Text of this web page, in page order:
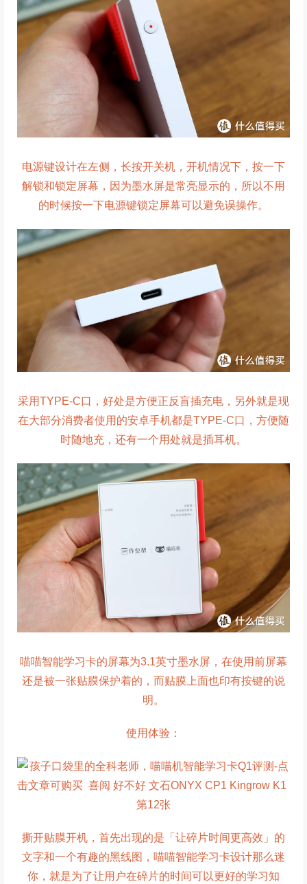
电源键设计在左侧，长按开关机，开机情况下，按一下
解锁和锁定屏幕，因为墨水屏是常亮显示的，所以不用
的时候按一下电源键锁定屏幕可以避免误操作。
采用TYPE-C口，好处是方便正反盲插充电，另外就是现
在大部分消费者使用的安卓手机都是TYPE-C口，方便随
时随地充，还有一个用处就是插耳机。
喵喵智能学习卡的屏幕为3.1英寸墨水屏，在使用前屏幕
还是被一张贴膜保护着的，而贴膜上面也印有按键的说
明。
使用体验：
撕开贴膜开机，首先出现的是「让碎片时间更高效」的
文字和一个有趣的黑线图，喵喵智能学习卡设计那么迷
你，就是为了让用户在碎片的时间可以更好的学习知